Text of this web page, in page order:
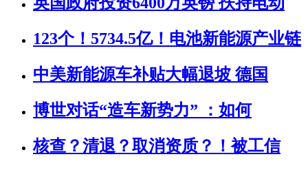
123个！5734.5亿！电池新能源产业链
中美新能源车补贴大幅退坡 德国
博世对话“造车新势力” ：如何
核查？清退？取消资质？！被工信